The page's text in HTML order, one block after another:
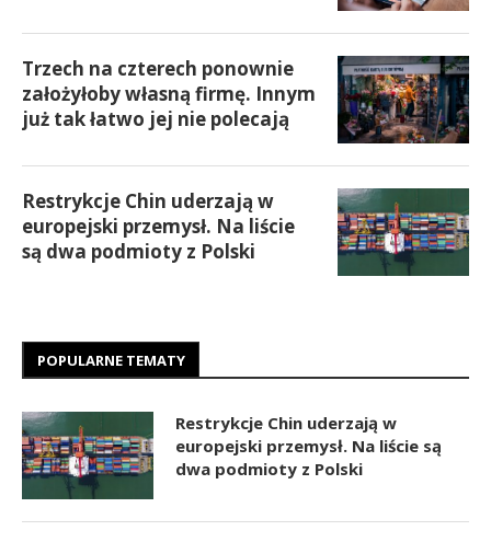
Trzech na czterech ponownie
założyłoby własną firmę. Innym
już tak łatwo jej nie polecają
Restrykcje Chin uderzają w
europejski przemysł. Na liście
są dwa podmioty z Polski
POPULARNE TEMATY
Restrykcje Chin uderzają w
europejski przemysł. Na liście są
dwa podmioty z Polski